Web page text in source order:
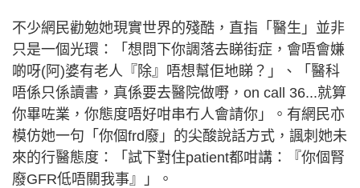
不少網民勸勉她現實世界的殘酷，直指「醫生」並非
只是一個光環：「想問下你調落去睇街症，會唔會嫌
啲呀(阿)婆有老人『除』唔想幫佢地睇？」、「醫科
唔係只係讀書，真係要去醫院做嘢，on call 36...就算
你畢咗業，你態度唔好咁串冇人會請你」。有網民亦
模仿她一句「你個frd廢」的尖酸說話方式，諷刺她未
來的行醫態度：「試下對住patient都咁講：『你個腎
廢GFR低唔關我事』」。